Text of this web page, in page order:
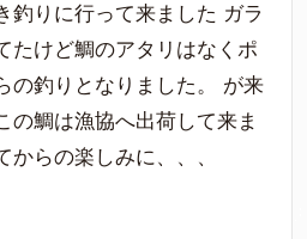
釣りに行って来ました ガラ
たけど鯛のアタリはなくポ
の釣りとなりました。 が来
の鯛は漁協へ出荷して来ま
からの楽しみに、、、